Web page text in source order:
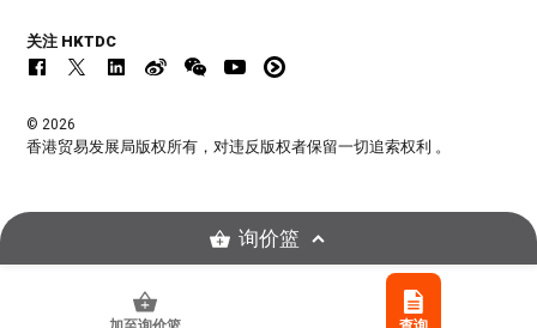
关注 HKTDC
© 2026
香港贸易发展局版权所有，对违反版权者保留一切追索权利 。
询价篮